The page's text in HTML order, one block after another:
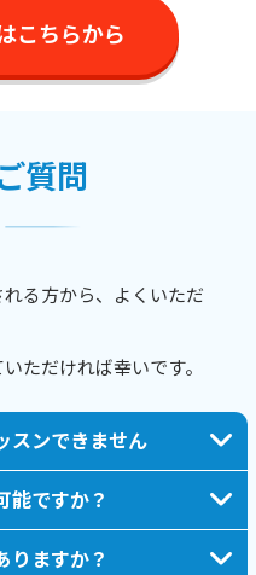
こちらから
質問
る方から、よくいただ
ただければ幸いです。
スンできません
能ですか？
りますか？